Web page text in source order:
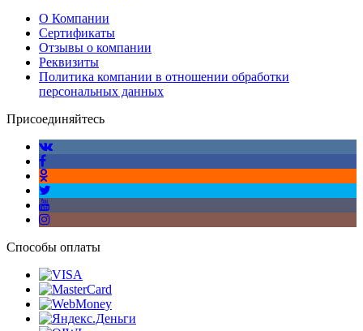
О Компании
Сертификаты
Отзывы о компании
Реквизиты
Политика компании в отношении обработки
персональных данных
Присоединяйтесь
Способы оплаты